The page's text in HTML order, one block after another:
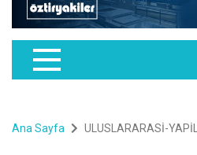
Ana Sayfa ULUSLARARASİ-